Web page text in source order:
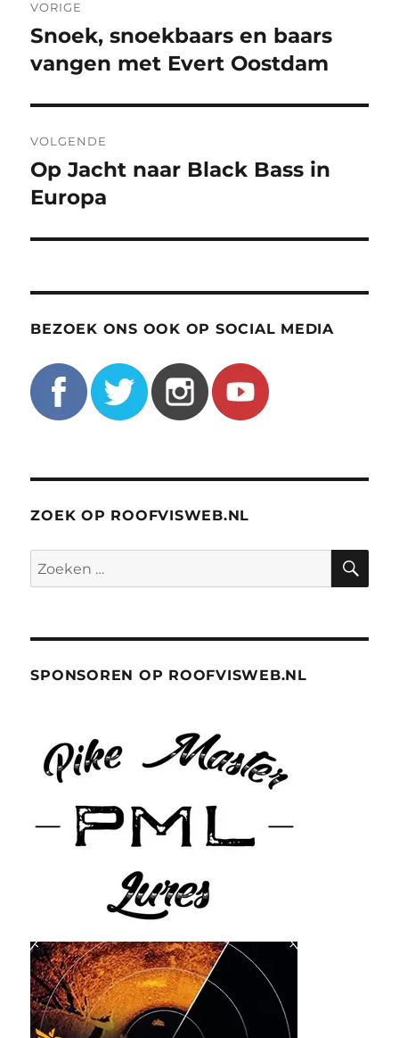
navigatie
VORIGE
Vorig
bericht:
Snoek, snoekbaars en baars
vangen met Evert Oostdam
VOLGENDE
Volgend
bericht:
Op Jacht naar Black Bass in
Europa
BEZOEK ONS OOK OP SOCIAL MEDIA
ZOEK OP ROOFVISWEB.NL
Zoeken
naar:
SPONSOREN OP ROOFVISWEB.NL